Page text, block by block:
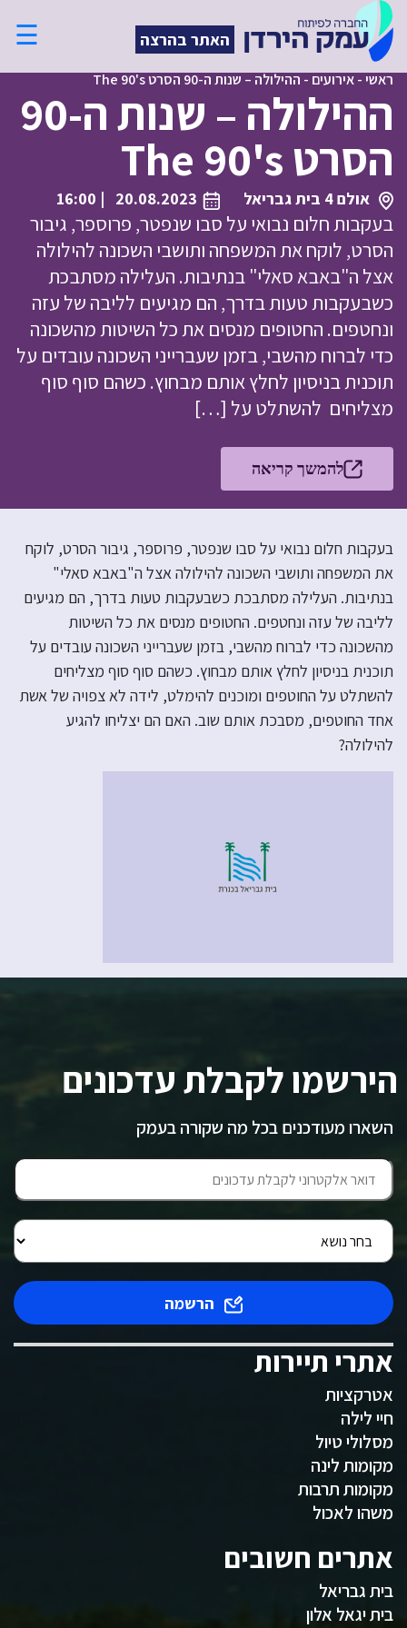
האתר בהרצה ☰
ראשי-אירועים - ההילולה – שנות ה-90 הסרט The 90's
ההילולה – שנות ה-90
הסרט The 90's
אולם 4 בית גבריאל 20.08.2023
| 16:00
בעקבות חלום נבואי על סבו שנפטר, פרוספר, גיבור
הסרט, לוקח את המשפחה ותושבי השכונה להילולה
אצל ה"באבא סאלי" בנתיבות. העלילה מסתבכת
כשבעקבות טעות בדרך, הם מגיעים לליבה של עזה
ונחטפים. החטופים מנסים את כל השיטות מהשכונה
כדי לברוח מהשבי, בזמן שעברייני השכונה עובדים על
תוכנית בניסיון לחלץ אותם מבחוץ. כשהם סוף סוף
מצליחים להשתלט על […]
להמשך קריאה
בעקבות חלום נבואי על סבו שנפטר, פרוספר, גיבור הסרט, לוקח
את המשפחה ותושבי השכונה להילולה אצל ה"באבא סאלי"
בנתיבות. העלילה מסתבכת כשבעקבות טעות בדרך, הם מגיעים
לליבה של עזה ונחטפים. החטופים מנסים את כל השיטות
מהשכונה כדי לברוח מהשבי, בזמן שעברייני השכונה עובדים על
תוכנית בניסיון לחלץ אותם מבחוץ. כשהם סוף סוף מצליחים
להשתלט על החוטפים ומוכנים להימלט, לידה לא צפויה של אשת
אחד החוטפים, מסבכת אותם שוב. האם הם יצליחו להגיע
להילולה?
הירשמו לקבלת עדכונים
השארו מעודכנים בכל מה שקורה בעמק
הרשמה
אתרי תיירות
אטרקציות
חיי לילה
מסלולי טיול
מקומות לינה
מקומות תרבות
משהו לאכול
אתרים חשובים
בית גבריאל
בית יגאל אלון